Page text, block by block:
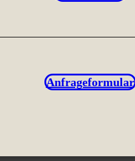
Anfrageformular